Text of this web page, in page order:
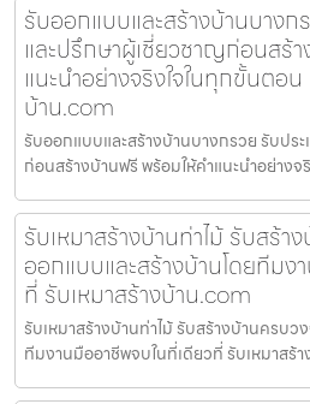
รับออกแบบและสร้างบ้านบางก
และปรึกษาผู้เชี่ยวชาญก่อนสร้
แนะนำอย่างจริงใจในทุกขั้นตอน
บ้าน.com
รับออกแบบและสร้างบ้านบางกรวย รับปร
ก่อนสร้างบ้านฟรี พร้อมให้คำแนะนำอย่าง
รับเหมาสร้างบ้านท่าไม้ รับสร้า
ออกแบบและสร้างบ้านโดยทีมง
ที่ รับเหมาสร้างบ้าน.com
รับเหมาสร้างบ้านท่าไม้ รับสร้างบ้านครบว
ทีมงานมืออาชีพจบในที่เดียวที่ รับเหมาสร้